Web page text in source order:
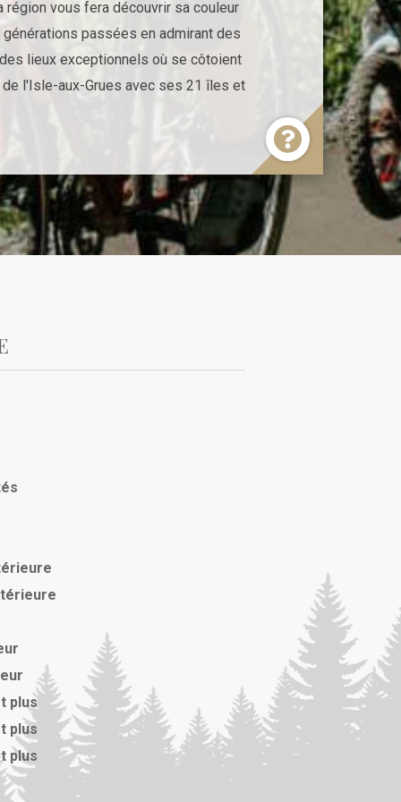
vous fera découvrir sa couleur
passées en admirant des
lieux exceptionnels où se côtoient
de l'Isle-aux-Grues avec ses 21 îles et
plus
plus
plus